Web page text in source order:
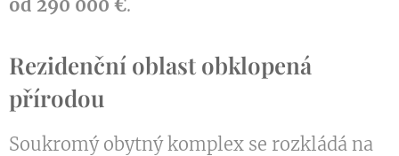
od 290 000 €.
Rezidenční oblast obklopená
přírodou
Soukromý obytný komplex se rozkládá na